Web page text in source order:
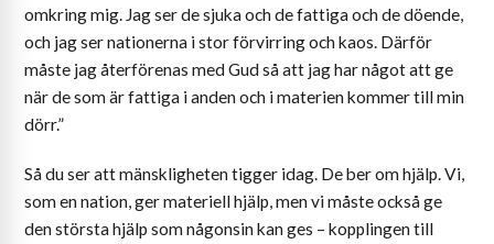
omkring mig. Jag ser de sjuka och de fattiga och de döende,
och jag ser nationerna i stor förvirring och kaos. Därför
måste jag återförenas med Gud så att jag har något att ge
när de som är fattiga i anden och i materien kommer till min
dörr.”
Så du ser att mänskligheten tigger idag. De ber om hjälp. Vi,
som en nation, ger materiell hjälp, men vi måste också ge
den största hjälp som någonsin kan ges – kopplingen till